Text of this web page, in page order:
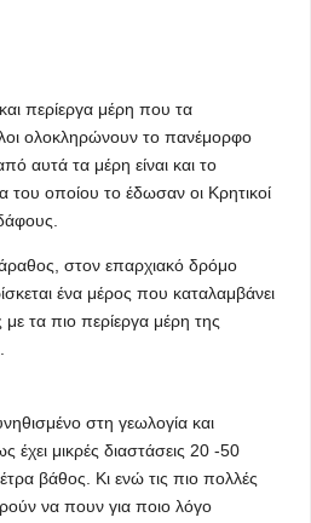
περίεργα μέρη που τα
ολοκληρώνουν το πανέμορφο
αυτά τα μέρη είναι και το
του οποίου το έδωσαν οι Κρητικοί
στον επαρχιακό δρόμο
ένα μέρος που καταλαμβάνει
με τα πιο περίεργα μέρη της
στη γεωλογία και
έχει μικρές διαστάσεις 20 -50
βάθος. Κι ενώ τις πιο πολλές
να πουν για ποιο λόγο